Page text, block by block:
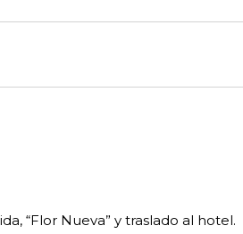
“Flor Nueva” y traslado al hotel.